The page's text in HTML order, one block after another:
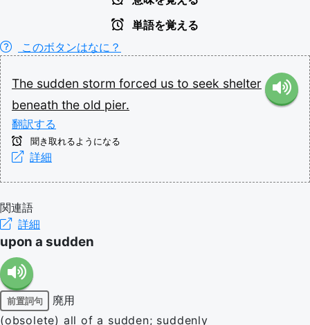
単語を覚える
このボタンはなに？
The sudden storm forced us to seek shelter
beneath the old pier.
翻訳する
聞き取れるようになる
詳細
関連語
詳細
upon a sudden
前置詞句
廃用
(obsolete) all of a sudden; suddenly